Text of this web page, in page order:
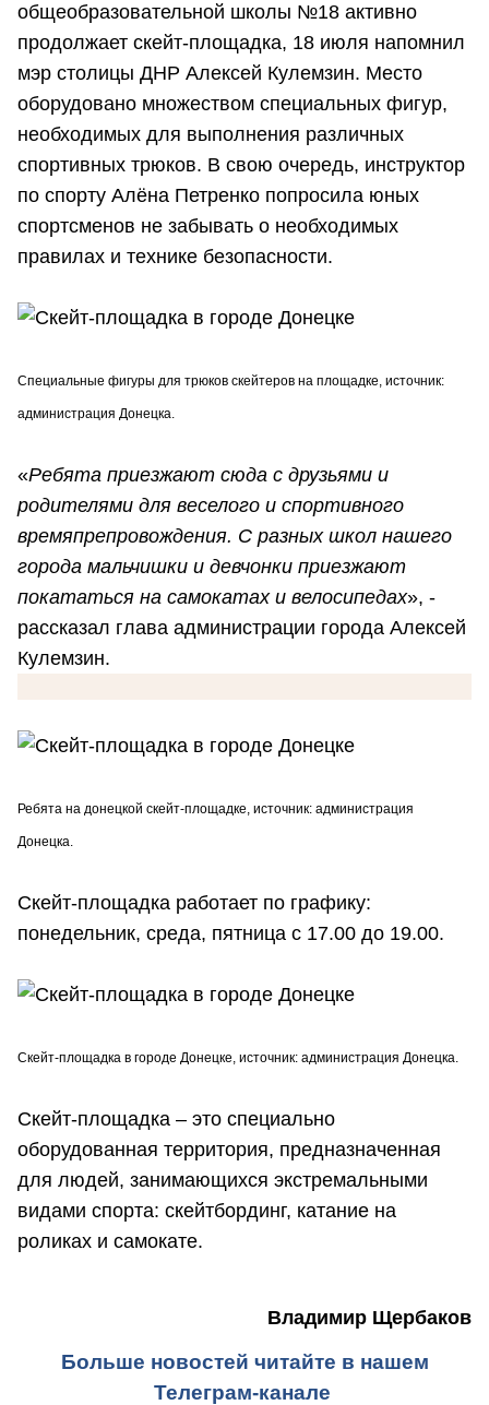
общеобразовательной школы №18 активно
продолжает скейт-площадка, 18 июля напомнил
мэр столицы ДНР Алексей Кулемзин. Место
оборудовано множеством специальных фигур,
необходимых для выполнения различных
спортивных трюков. В свою очередь, инструктор
по спорту Алёна Петренко попросила юных
спортсменов не забывать о необходимых
правилах и технике безопасности.
Специальные фигуры для трюков скейтеров на площадке, источник:
администрация Донецка.
«Ребята приезжают сюда с друзьями и
родителями для веселого и спортивного
времяпрепровождения. С разных школ нашего
города мальчишки и девчонки приезжают
покататься на самокатах и велосипедах», -
рассказал глава администрации города Алексей
Кулемзин.
Ребята на донецкой скейт-площадке, источник: администрация
Донецка.
Скейт-площадка работает по графику:
понедельник, среда, пятница с 17.00 до 19.00.
Скейт-площадка в городе Донецке, источник: администрация Донецка.
Скейт-площадка – это специально
оборудованная территория, предназначенная
для людей, занимающихся экстремальными
видами спорта: скейтбординг, катание на
роликах и самокате.
Владимир Щербаков
Больше новостей читайте в нашем
Телеграм-канале